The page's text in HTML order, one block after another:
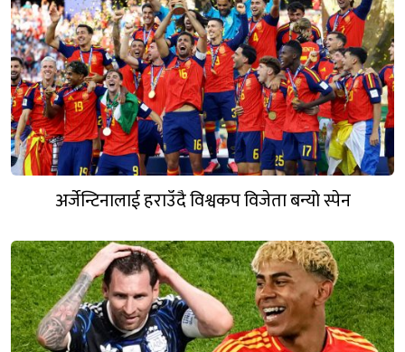
अर्जेन्टिनालाई हराउँदै विश्वकप विजेता बन्यो स्पेन